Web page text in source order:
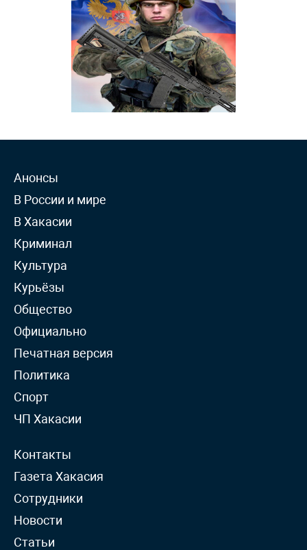
Анонсы
В России и мире
В Хакасии
Криминал
Культура
Курьёзы
Общество
Официально
Печатная версия
Политика
Спорт
ЧП Хакасии
Контакты
Газета Хакасия
Сотрудники
Новости
Статьи